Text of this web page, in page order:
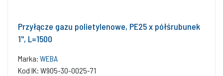
Przyłącze gazu polietylenowe, PE25 x półśrubunek
1'', L=1500
Marka: WEBA
Kod IK: W905-30-0025-71